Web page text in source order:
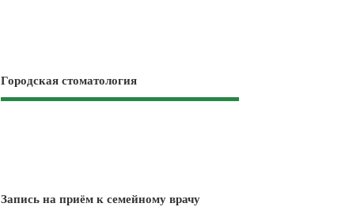
Городская стоматология
Запись на приём к семейному врачу